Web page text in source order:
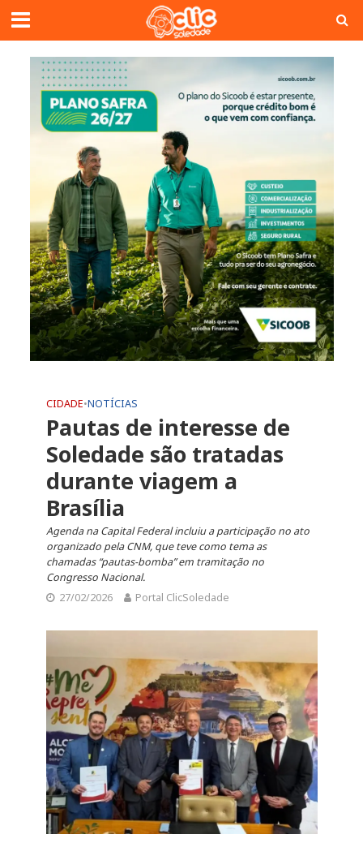
CIDADE•NOTÍCIAS
Pautas de interesse de
Soledade são tratadas
durante viagem a
Brasília
Agenda na Capital Federal incluiu a participação no ato
organizado pela CNM, que teve como tema as
chamadas “pautas-bomba” em tramitação no
Congresso Nacional.
27/02/2026
Portal ClicSoledade